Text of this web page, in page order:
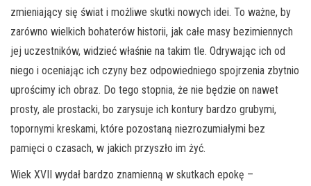
zmieniający się świat i możliwe skutki nowych idei. To ważne, by
zarówno wielkich bohaterów historii, jak całe masy bezimiennych
jej uczestników, widzieć właśnie na takim tle. Odrywając ich od
niego i oceniając ich czyny bez odpowiedniego spojrzenia zbytnio
uprościmy ich obraz. Do tego stopnia, że nie będzie on nawet
prosty, ale prostacki, bo zarysuje ich kontury bardzo grubymi,
topornymi kreskami, które pozostaną niezrozumiałymi bez
pamięci o czasach, w jakich przyszło im żyć.
Wiek XVII wydał bardzo znamienną w skutkach epokę –